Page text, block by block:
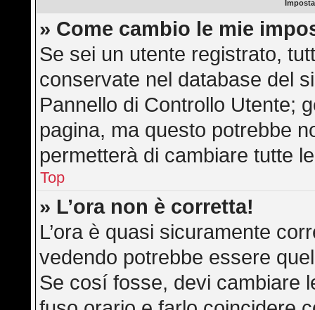
» Come cambio le mie
Se sei un utente registrato,
conservate nel database del
Pannello di Controllo Utente;
pagina, ma questo potrebbe
permetterà di cambiare tutte
Top
» L’ora non è corretta!
L’ora è quasi sicuramente
vedendo potrebbe essere
Se cosí fosse, devi cambiare